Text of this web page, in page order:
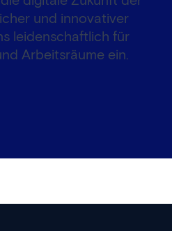
und innovativer
leidenschaftlich für
Arbeitsräume ein.